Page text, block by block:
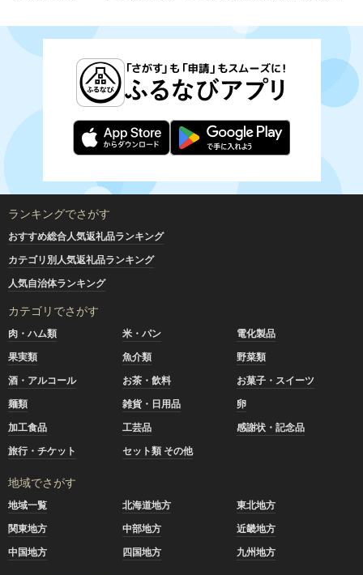
ランキングでさがす
おすすめ総合人気返礼品ランキング
カテゴリ別人気返礼品ランキング
人気自治体ランキング
カテゴリでさがす
肉・ハム類 米・パン
電化製品
果実類
魚介類
野菜類
酒・アルコール
お茶・飲料
お菓子・スイーツ
麺類
雑貨・日用品
卵
加工食品
工芸品
感謝状・記念品
旅行・チケット
セット類 その他
地域でさがす
地域一覧 北海道地方
東北地方
関東地方
中部地方
近畿地方
中国地方
四国地方 九州地方